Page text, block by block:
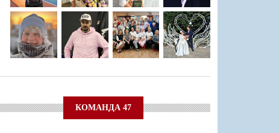
КОМАНДА 47